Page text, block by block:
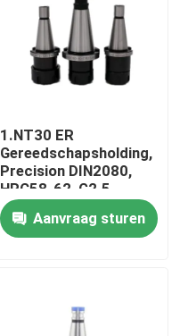
1.NT30 ER
Gereedschapsholding,
Precision DIN2080,
HRC58-62, G2.5
Balance
Aanvraag sturen